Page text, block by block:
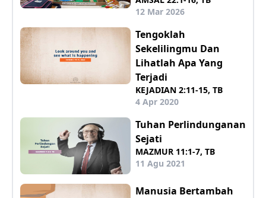
12 Mar 2026
Tengoklah
Sekelilingmu Dan
Lihatlah Apa Yang
Terjadi
KEJADIAN 2:11-15, TB
4 Apr 2020
Tuhan Perlindunganan
Sejati
MAZMUR 11:1-7, TB
11 Agu 2021
Manusia Bertambah